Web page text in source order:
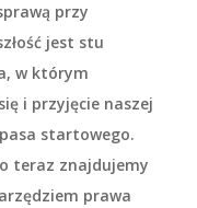
przy
jest stu
w którym
i przyjęcie naszej
startowego.
teraz znajdujemy
prawa